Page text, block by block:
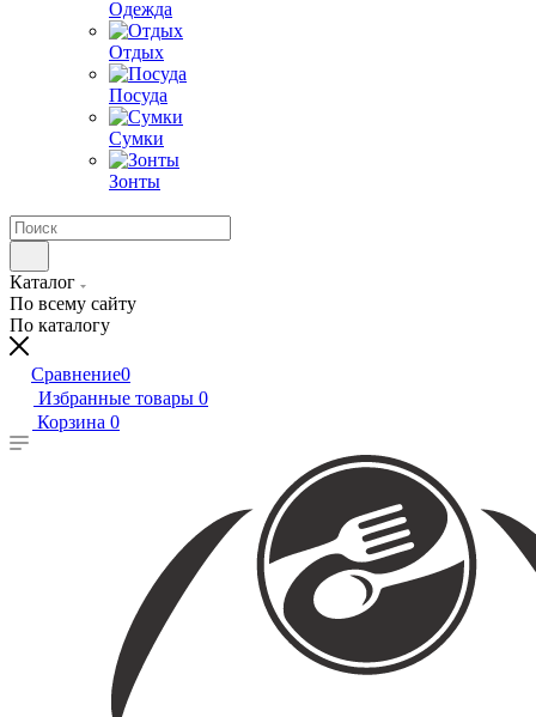
Одежда
Отдых
Посуда
Сумки
Зонты
Каталог
По всему сайту
По каталогу
Сравнение0
Избранные товары 0
Корзина 0